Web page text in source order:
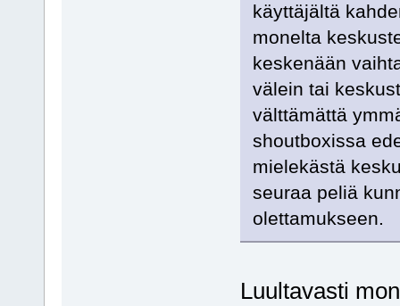
käyttäjältä
monelta
keskenään
välein tai
välttämättä
shoutboxissa
mielekästä
seuraa peliä
olettamukseen.
Luultavasti